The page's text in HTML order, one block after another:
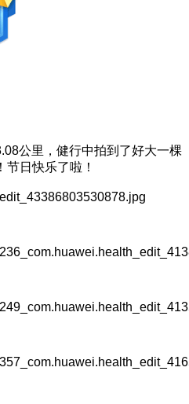
公里，健行中拍到了好大一棵
日快乐了啦！